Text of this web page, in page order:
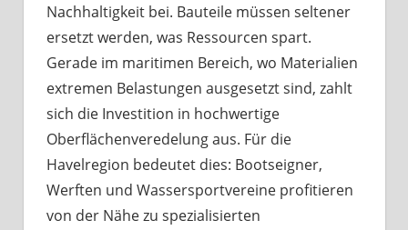
Nachhaltigkeit bei. Bauteile müssen seltener
ersetzt werden, was Ressourcen spart.
Gerade im maritimen Bereich, wo Materialien
extremen Belastungen ausgesetzt sind, zahlt
sich die Investition in hochwertige
Oberflächenveredelung aus. Für die
Havelregion bedeutet dies: Bootseigner,
Werften und Wassersportvereine profitieren
von der Nähe zu spezialisierten